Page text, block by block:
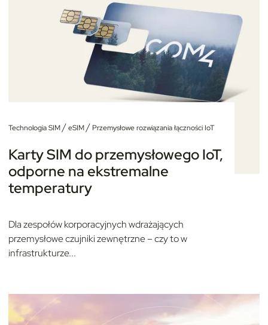
Technologia SIM/eSIM/ Przemysłowe rozwiązania łączności IoT
Karty SIM do przemysłowego IoT,
odporne na ekstremalne
temperatury
Dla zespołów korporacyjnych wdrażających
przemysłowe czujniki zewnętrzne – czy to w
infrastrukturze...